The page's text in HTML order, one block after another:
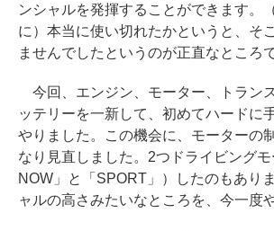
ンシャルを発揮することができます。
に）本当に使い切れたかというと、そ
ませんでしたというのが正直なところで
今回、エンジン、モーター、トラン
ッテリーを一新して、初めてハードに
やりました。この機会に、モーターの
なり見直しました。2つドライビング
NOW」と「SPORT」）したのもあり
ャルの高さみたいなところを、今一度